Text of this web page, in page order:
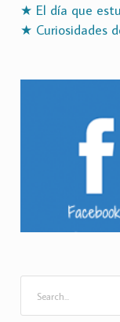
★ El día que
★ Curiosidades